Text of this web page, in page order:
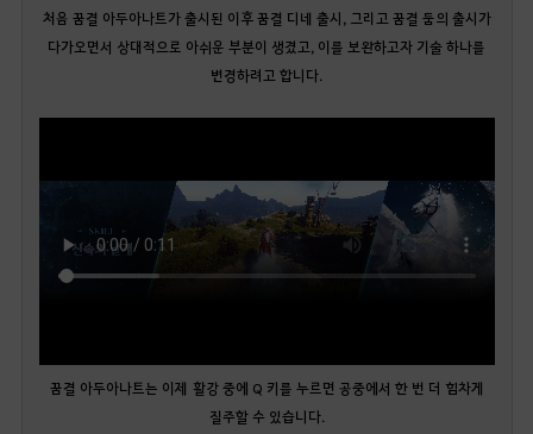
처음 꿈결 아두아나트가 출시된 이후 꿈결 디네 출시, 그리고 꿈결 둠의 출시가
다가오면서 상대적으로 아쉬운 부분이 생겼고, 이를 보완하고자 기술 하나를
변경하려고 합니다.
꿈결 아두아나트는 이제 활강 중에 Q 키를 누르면 공중에서 한 번 더 힘차게
질주할 수 있습니다.